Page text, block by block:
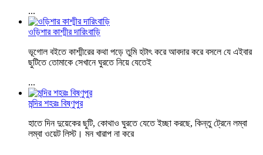
...
ওড়িশার কাশ্মীর দারিংবাড়ি
ভূগোল বইতে কাশ্মীরের কথা পড়ে তুমি হটাৎ করে আবদার করে বসলে যে এইবার
ছুটিতে তোমাকে সেখানে ঘুরতে নিয়ে যেতেই
...
মন্দির শহরঃ বিষ্ণুপুর
হাতে দিন দুয়েকের ছুটি, কোথাও ঘুরতে যেতে ইচ্ছা করছে, কিন্তু ট্রেনে লম্বা
লম্বা ওয়েট লিস্ট। মন খারাপ না করে